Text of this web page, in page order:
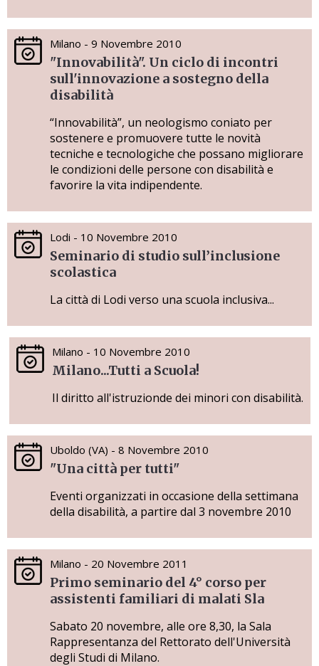
Milano - 9 Novembre 2010
"Innovabilità". Un ciclo di incontri
sull'innovazione a sostegno della
disabilità
“Innovabilità”, un neologismo coniato per
sostenere e promuovere tutte le novità
tecniche e tecnologiche che possano migliorare
le condizioni delle persone con disabilità e
favorire la vita indipendente.
Lodi - 10 Novembre 2010
Seminario di studio sull’inclusione
scolastica
La città di Lodi verso una scuola inclusiva...
Milano - 10 Novembre 2010
Milano...Tutti a Scuola!
Il diritto all'istruzionde dei minori con disabilità.
Uboldo (VA) - 8 Novembre 2010
"Una città per tutti"
Eventi organizzati in occasione della settimana
della disabilità, a partire dal 3 novembre 2010
Milano - 20 Novembre 2011
Primo seminario del 4° corso per
assistenti familiari di malati Sla
Sabato 20 novembre, alle ore 8,30, la Sala
Rappresentanza del Rettorato dell'Università
degli Studi di Milano.